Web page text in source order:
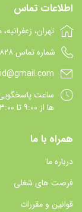
اطلاعات تماس
تهران،
شماره تماس 021۲۶۳۵۵۸۲۸ واتساپ 09339813193
ها از 9:00 تا 13:00
همراه با ما
درباره ما
فرصت های شغلی
قوانین و مقررات